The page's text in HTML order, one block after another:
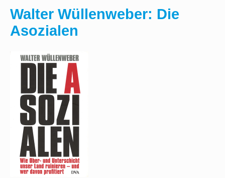
Walter Wüllenweber: Die
Asozialen